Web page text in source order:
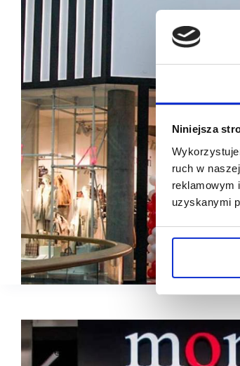
Niniejsza
ruch w
reklamowym
uzyskanymi